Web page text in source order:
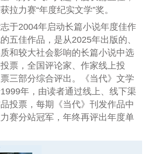
拉力赛“年度纪实文学”奖。
志于2004年启动长篇小说年度佳作
五佳作品，是从2025年出版的、
和较大社会影响的长篇小说中选
票，全国评论家、作家线上投
三部分综合评出。《当代》文学
年，由读者通过线上、线下渠
投票，每期《当代》刊发作品中
赛分站冠军，年终再评出年度单